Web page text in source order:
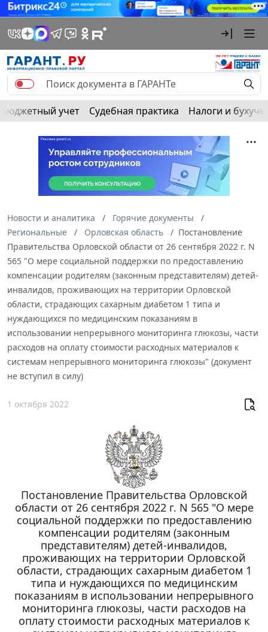
Бюджетный учет Судебная практика Налоги и
Новости и аналитика
Горячие документы
Региональные
Орловская область
Постановление
Правительства Орловской области от 26 сентября 2022 г. N
565 "О мере социальной поддержки по предоставлению
компенсации родителям (законным представителям) детей-
инвалидов, проживающих на территории Орловской
области, страдающих сахарным диабетом 1 типа и
нуждающихся по медицинским показаниям в
использовании непрерывного мониторинга глюкозы, части
расходов на оплату стоимости расходных материалов к
системам непрерывного мониторинга глюкозы" (документ
не вступил в силу)
1 октября 2022
Постановление Правительства Орловской
области от 26 сентября 2022 г. N 565 "О мере
социальной поддержки по предоставлению
компенсации родителям (законным
представителям) детей-инвалидов,
проживающих на территории Орловской
области, страдающих сахарным диабетом 1
типа и нуждающихся по медицинским
показаниям в использовании непрерывного
мониторинга глюкозы, части расходов на
оплату стоимости расходных материалов к